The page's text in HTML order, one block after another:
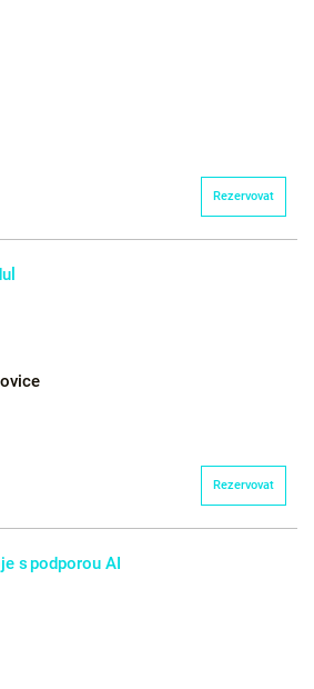
Rezervovat
Rezervovat
s podporou AI